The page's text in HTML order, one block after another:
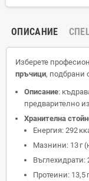
ОПИСАНИЕ
Изберете
пръчици, подбрани
Описание:
предварително
Хранителна
Енергия: 292
Мазнини: 13 г
Въглехидрати:
Протеини: 13,5 г